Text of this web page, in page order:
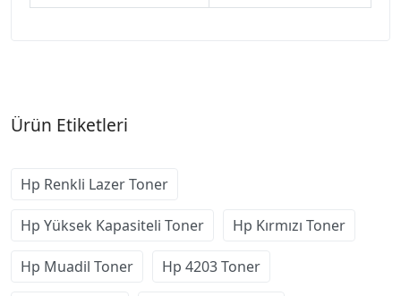
Ürün Etiketleri
Hp Renkli Lazer Toner
Hp Yüksek Kapasiteli Toner Hp Kırmızı Toner
Hp Muadil Toner Hp 4203 Toner